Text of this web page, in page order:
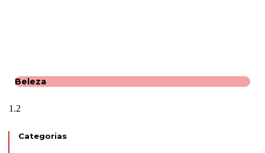
Beleza
Categorias